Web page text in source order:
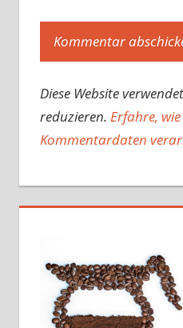
Diese Website
reduzieren. Erfahre,
Kommentardaten